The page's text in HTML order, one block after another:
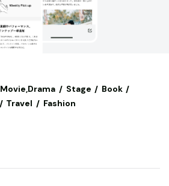
Movie,Drama Stage
Book
Travel Fashion